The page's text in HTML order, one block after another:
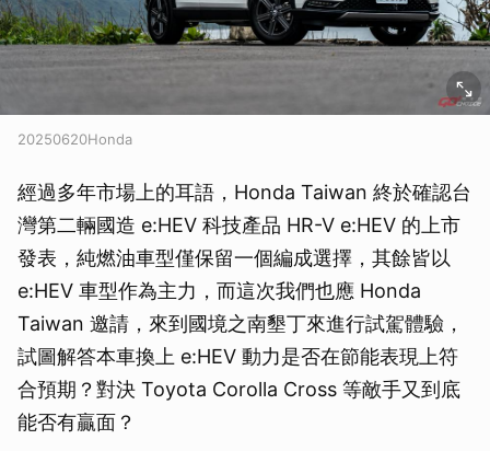
20250620Honda
經過多年市場上的耳語，Honda Taiwan 終於確認台
灣第二輛國造 e:HEV 科技產品 HR-V e:HEV 的上市
發表，純燃油車型僅保留一個編成選擇，其餘皆以
e:HEV 車型作為主力，而這次我們也應 Honda
Taiwan 邀請，來到國境之南墾丁來進行試駕體驗，
試圖解答本車換上 e:HEV 動力是否在節能表現上符
合預期？對決 Toyota Corolla Cross 等敵手又到底
能否有贏面？